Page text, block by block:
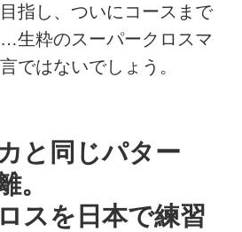
指し、ついにコースまで
生粋のスーパークロスマ
ではないでしょう。
と同じパター
。
スを日本で練習